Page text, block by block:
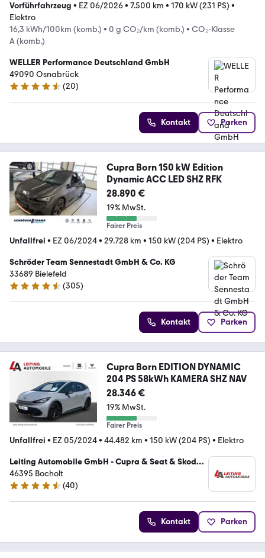
Vorführfahrzeug • EZ 06/2026• 7.500 km • 170 kW (231 PS) •
Elektro
16,3 kWh/100km (komb.) • 0 g CO₂/km (komb.) • CO₂-Klasse
A (komb.)
WELLER Performance Deutschland GmbH
49090 Osnabrück
4.5 Sterne
(20)
Kontakt Parken
Cupra Born 150 kW Edition
Dynamic ACC LED SHZ RFK
28.890 €
19% MwSt.
Fairer Preis
Unfallfrei • EZ 06/2024• 29.728 km • 150 kW (204 PS) • Elektro
Schröder Team Sennestadt GmbH & Co. KG
33689 Bielefeld
4.6 Sterne
(305)
Kontakt Parken
Cupra Born EDITION DYNAMIC
204 PS 58kWh KAMERA SHZ NAV
28.346 €
19% MwSt.
Fairer Preis
Unfallfrei • EZ 05/2024• 44.482 km • 150 kW (204 PS) • Elektro
Leiting Automobile GmbH - Cupra & Seat & Skoda
Vertragshändler
46395 Bocholt
4.7 Sterne
(40)
Kontakt Parken